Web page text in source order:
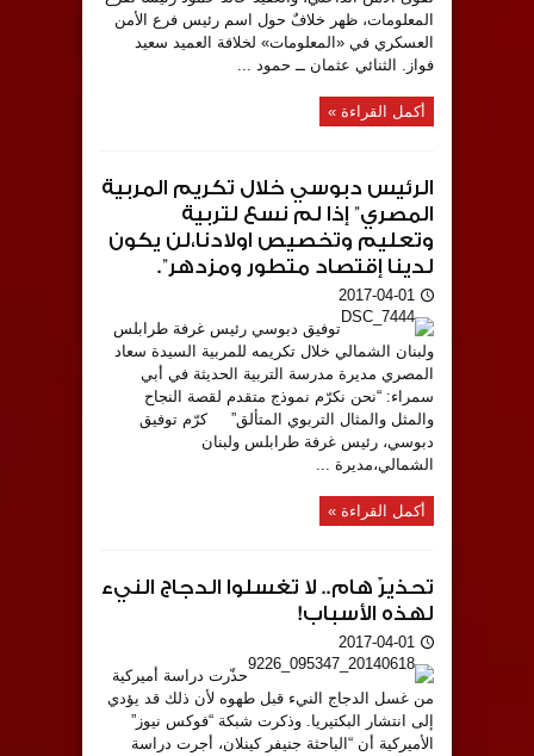
المعلومات، ظهر خلافٌ حول اسم رئيس فرع الأمن
العسكري في «المعلومات» لخلافة العميد سعيد
فواز. الثنائي عثمان ــ حمود ...
أكمل القراءة »
الرئيس دبوسي خلال تكريم المربية
المصري” إذا لم نسع لتربية
وتعليم وتخصيص اولادنا،لن يكون
لدينا إقتصاد متطور ومزدهر”.
2017-04-01
توفيق دبوسي رئيس غرفة طرابلس
ولبنان الشمالي خلال تكريمه للمربية السيدة سعاد
المصري مديرة مدرسة التربية الحديثة في أبي
سمراء: “نحن نكرّم نموذج متقدم لقصة النجاح
والمثل والمثال التربوي المتألق” كرّم توفيق
دبوسي، رئيس غرفة طرابلس ولبنان
الشمالي،مديرة ...
أكمل القراءة »
تحذيرٌ هام.. لا تغسلوا الدجاج النيء
لهذه الأسباب!
2017-04-01
حذّرت دراسة أميركية
من غسل الدجاج النيء قبل طهوه لأن ذلك قد يؤدي
إلى انتشار البكتيريا. وذكرت شبكة “فوكس نيوز”
الأميركية أن “الباحثة جنيفر كينلان، أجرت دراسة